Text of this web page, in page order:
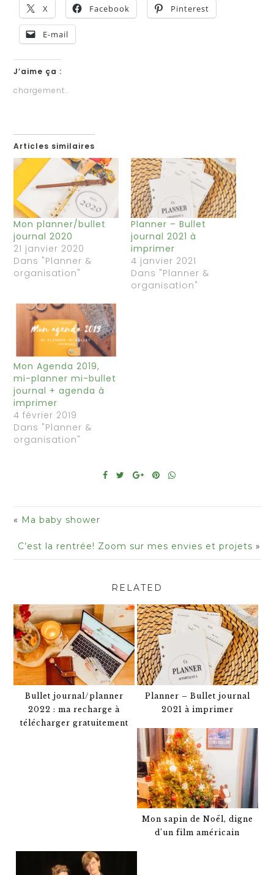
X Facebook Pinterest
E-mail
J’aime ça :
chargement…
Articles similaires
Mon planner/bullet
journal 2020
21 janvier 2020
Dans "Planner &
organisation"
Planner – Bullet
journal 2021 à
imprimer
4 janvier 2021
Dans "Planner &
organisation"
Mon Agenda 2019,
mi-planner mi-bullet
journal + agenda à
imprimer
4 février 2019
Dans "Planner &
organisation"
« Ma baby shower
C’est la rentrée! Zoom sur mes envies et projets »
RELATED
Bullet journal/planner
2022 : ma recharge à
télécharger gratuitement
Planner – Bullet journal
2021 à imprimer
Mon sapin de Noël, digne
d’un film américain